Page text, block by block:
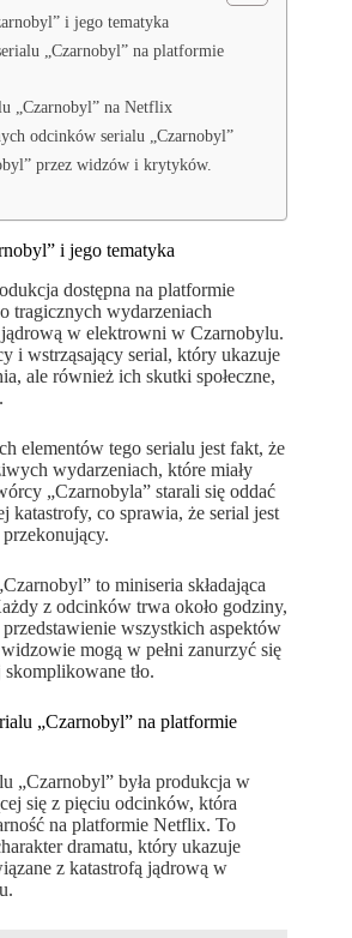
i jego tematyka
„Czarnobyl” na platformie
„Czarnobyl” na Netflix
odcinków serialu „Czarnobyl”
przez widzów i krytyków.
i jego tematyka
dostępna na platformie
tragicznych wydarzeniach
w elektrowni w Czarnobylu.
i wstrząsający serial, który ukazuje
ale również ich skutki społeczne,
elementów tego serialu jest fakt, że
wydarzeniach, które miały
„Czarnobyla” starali się oddać
katastrofy, co sprawia, że serial jest
to miniseria składająca
z odcinków trwa około godziny,
wszystkich aspektów
mogą w pełni zanurzyć się
tło.
„Czarnobyl” na platformie
„Czarnobyl” była produkcja w
się z pięciu odcinków, która
na platformie Netflix. To
dramatu, który ukazuje
z katastrofą jądrową w